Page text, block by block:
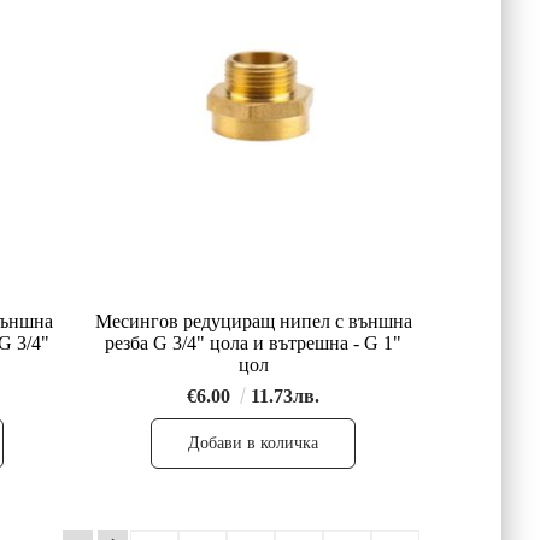
3/4"
Месингов редуциращ нипел с външна
резба G 3/4" цола и вътрешна - G 1"
цол
€6.00
11.73лв.